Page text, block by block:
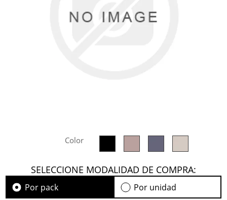
Color
SELECCIONE MODALIDAD DE COMPRA:
Por pack Por unidad